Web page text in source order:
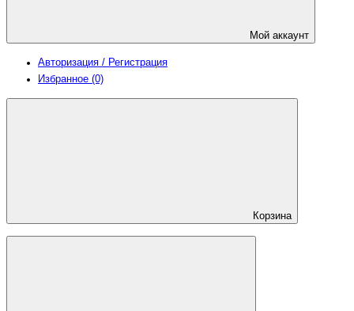
Мой аккаунт
Авторизация / Регистрация
Избранное (0)
Корзина